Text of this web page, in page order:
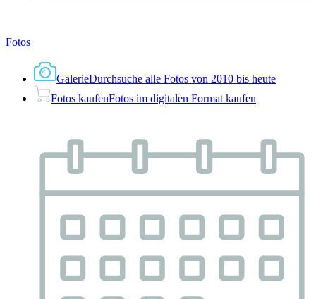
Fotos
GalerieDurchsuche alle Fotos von 2010 bis heute
Fotos kaufenFotos im digitalen Format kaufen